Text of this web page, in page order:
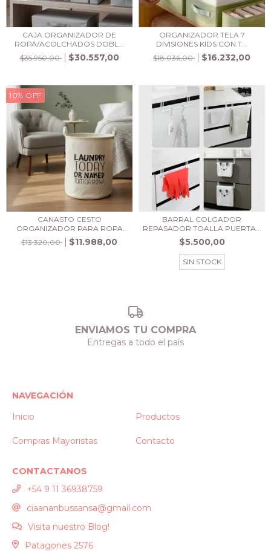
CAJA ORGANIZADOR DE
ROPA/ACOLCHADOS DOBL...
$35.950,00
$30.557,00
ORGANIZADOR TELA 7
DIVISIONES KIDS CON T...
$18.036,00
$16.232,00
10% OFF
CANASTO CESTO
ORGANIZADOR PARA ROPA
SUCI...
$13.320,00 $11.988,00
BARRAL COLGADOR
REPASADOR TOALLA PUERTA...
$5.500,00
SIN STOCK
ENVIAMOS TU COMPRA
Entregas a todo el país
NAVEGACIÓN
Inicio
Productos
Compras Mayoristas Contacto
CONTACTANOS
+54 9 11 36938759
ciaananbussansa@gmail.com
Visita nuestro Blog!
Patagones 2576